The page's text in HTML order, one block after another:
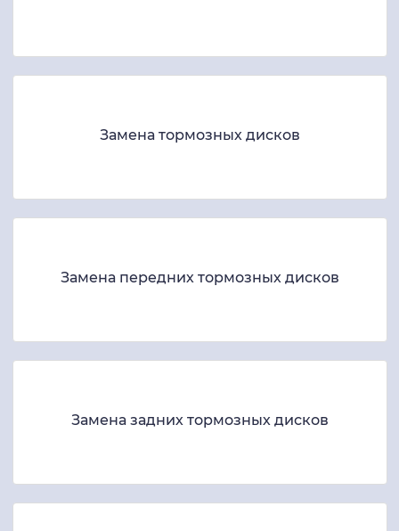
Замена тормозных дисков
Замена передних тормозных дисков
Замена задних тормозных дисков